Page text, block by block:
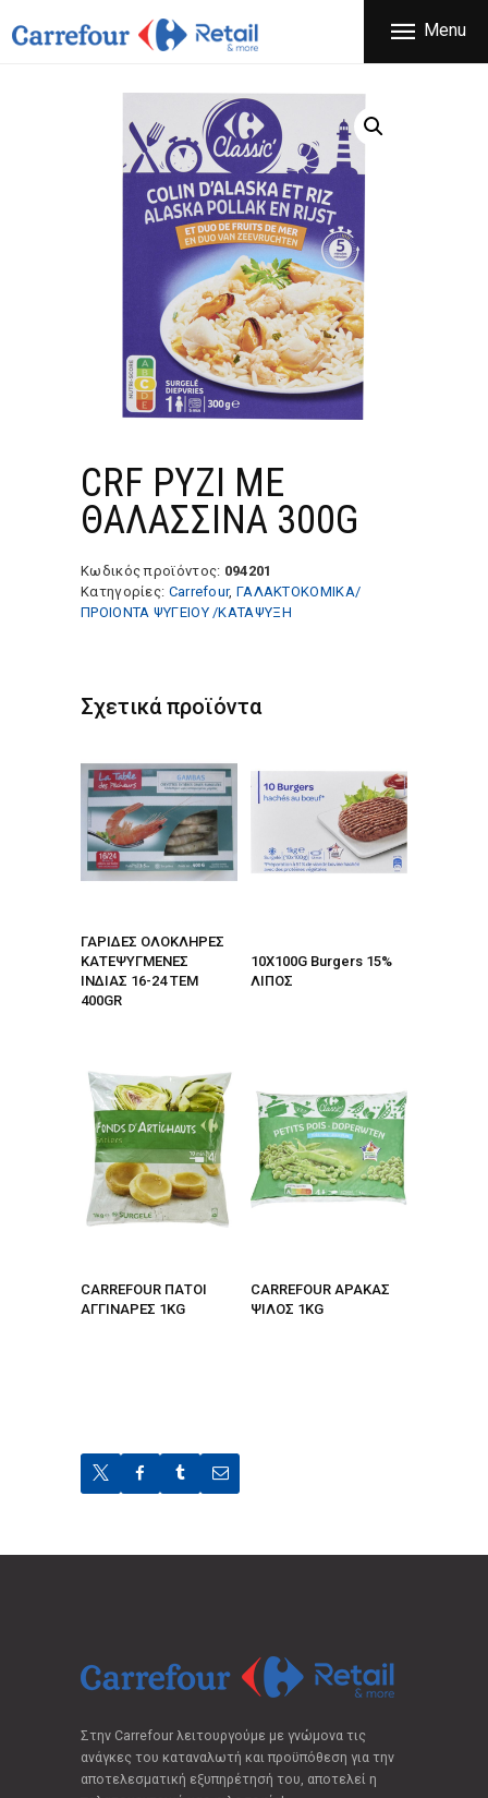
Menu
CARREFOUR
ΕΤΑΙΡΕΙΑ
ΠΡΟΪΟΝΤΑ
ΚΑΤΑΣΤΗΜΑΤΑ
ΠΡΟΣΦΟΡΕΣ
FRANCHISE
ΝΕΑ
ΕΠΙΚΟΙΝΩΝΙΑ
CRF ΡΥΖΙ ΜΕ
ΘΑΛΑΣΣΙΝΑ 300G
Κωδικός προϊόντος: 094201
Κατηγορίες: Carrefour, ΓΑΛΑΚΤΟΚΟΜΙΚΑ/
ΠΡΟΙΟΝΤΑ ΨΥΓΕΙΟΥ /ΚΑΤΑΨΥΞΗ
Σχετικά προϊόντα
ΓΑΡΙΔΕΣ ΟΛΟΚΛΗΡΕΣ
ΚΑΤΕΨΥΓΜΕΝΕΣ
ΙΝΔΙΑΣ 16-24 ΤΕΜ
400GR
10X100G Burgers 15%
ΛΙΠΟΣ
CARREFOUR ΠΑΤΟΙ
ΑΓΓΙΝΑΡΕΣ 1KG
CARREFOUR ΑΡΑΚΑΣ
ΨΙΛΟΣ 1KG
Στην Carrefour λειτουργούμε με γνώμονα τις
ανάγκες του καταναλωτή και προϋπόθεση για την
αποτελεσματική εξυπηρέτησή του, αποτελεί η